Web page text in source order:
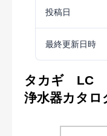
投稿日
最終更新日時
タカギ LC
浄水器カタロ